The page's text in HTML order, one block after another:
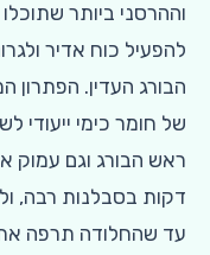
וההרסני ביותר
להפעיל כוח אדיר
הבורג העדין. הפתרון
של חומר כימי ייעודי
ראש הבורג וגם עמוק
דקות בסבלנות רבה,
עד שהחלודה תרפה